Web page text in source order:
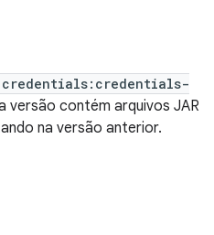
versão contém arquivos JAR
na versão anterior.